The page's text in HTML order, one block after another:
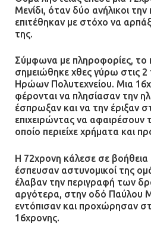
Βριλήσσια:
13.07.2026 | 21:32
Η Οινόη
και ασφαλή
13.07.2026 | 21:21
Τηλεφωνικές
130.000 ευρώ
13.07.2026 | 20:44
Μενίδι, όταν δύο ανήλικοι
επιτέθηκαν με στόχο να
της.
Σύμφωνα με πληροφορίες, το
σημειώθηκε χθες γύρω στις
Ηρώων Πολυτεχνείου. Μια
φέρονται να πλησίασαν την
έσπρωξαν και να την έριξαν
επιχειρώντας να αφαιρέσουν
οποίο περιείχε χρήματα και
Η 72χρονη κάλεσε σε βοήθεια
έσπευσαν αστυνομικοί της
έλαβαν την περιγραφή των
αργότερα, στην οδό Παύλου
εντόπισαν και προχώρησαν
16χρονης.